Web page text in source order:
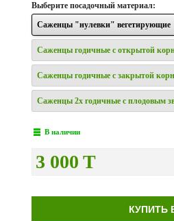
Выберитепосадочный материал:
Саженцы "нулевки" вегетирующие
Саженцы годичные с открытой
Саженцы годичные с закрытой
Саженцы 2х годичные с плодовым
В наличии
3 000 T
КУПИТЬ